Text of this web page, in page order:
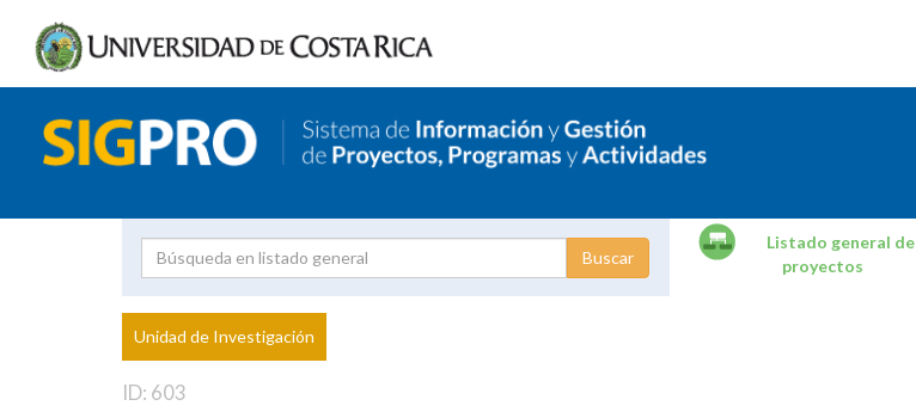
Proyecto
Investigador
Listado general de
proyectos
Unidad de Investigación
ID: 603